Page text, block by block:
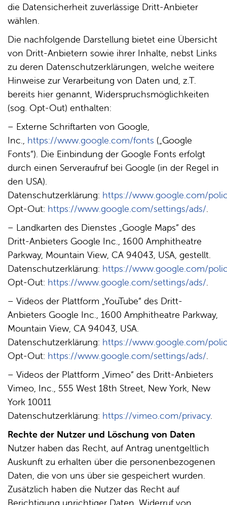
die Datensicherheit zuverlässige Dritt-Anbieter
wählen.
Die nachfolgende Darstellung bietet eine Übersicht
von Dritt-Anbietern sowie ihrer Inhalte, nebst Links
zu deren Datenschutzerklärungen, welche weitere
Hinweise zur Verarbeitung von Daten und, z.T.
bereits hier genannt, Widerspruchsmöglichkeiten
(sog. Opt-Out) enthalten:
– Externe Schriftarten von Google,
Inc., https://www.google.com/fonts („Google
Fonts“). Die Einbindung der Google Fonts erfolgt
durch einen Serveraufruf bei Google (in der Regel in
den USA).
Datenschutzerklärung: https://www.google.com/
Opt-Out: https://www.google.com/settings/ads/.
– Landkarten des Dienstes „Google Maps“ des
Dritt-Anbieters Google Inc., 1600 Amphitheatre
Parkway, Mountain View, CA 94043, USA, gestellt.
Datenschutzerklärung: https://www.google.com/
Opt-Out: https://www.google.com/settings/ads/.
– Videos der Plattform „YouTube“ des Dritt-
Anbieters Google Inc., 1600 Amphitheatre Parkway,
Mountain View, CA 94043, USA.
Datenschutzerklärung: https://www.google.com/
Opt-Out: https://www.google.com/settings/ads/.
– Videos der Plattform „Vimeo“ des Dritt-Anbieters
Vimeo, Inc., 555 West 18th Street, New York, New
York 10011
Datenschutzerklärung: https://vimeo.com/privacy.
Rechte der Nutzer und Löschung von Daten
Nutzer haben das Recht, auf Antrag unentgeltlich
Auskunft zu erhalten über die personenbezogenen
Daten, die von uns über sie gespeichert wurden.
Zusätzlich haben die Nutzer das Recht auf